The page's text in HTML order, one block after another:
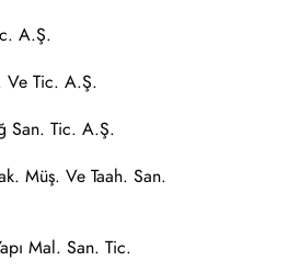
A.Ş.
Ve Tic. A.Ş.
San. Tic. A.Ş.
Müş. Ve Taah. San.
Mal. San. Tic.